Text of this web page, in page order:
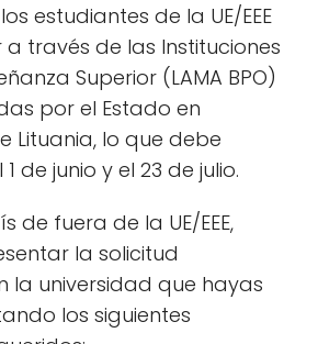
estudiantes de la UE/EEE
través de las Instituciones
Superior (LAMA BPO)
por el Estado en
Lituania, lo que debe
de junio y el 23 de julio.
de fuera de la UE/EEE,
la solicitud
la universidad que hayas
los siguientes